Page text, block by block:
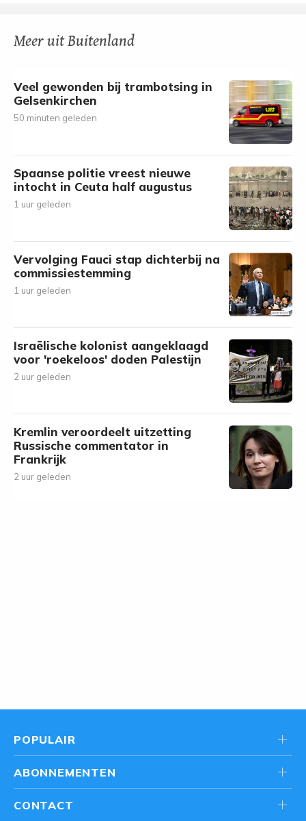
Meer uit Buitenland
Veel gewonden bij trambotsing in
Gelsenkirchen
50 minuten geleden
Spaanse politie vreest nieuwe
intocht in Ceuta half augustus
1 uur geleden
Vervolging Fauci stap dichterbij na
commissiestemming
1 uur geleden
Israëlische kolonist aangeklaagd
voor 'roekeloos' doden Palestijn
2 uur geleden
Kremlin veroordeelt uitzetting
Russische commentator in
Frankrijk
2 uur geleden
POPULAIR
ABONNEMENTEN
CONTACT